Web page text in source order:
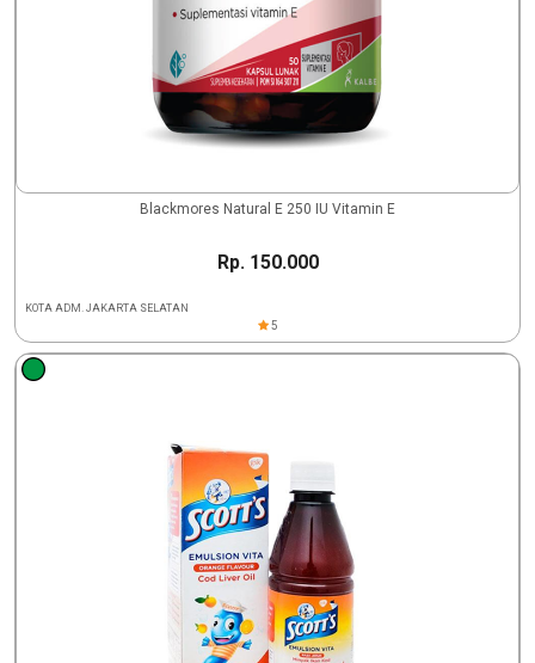
Blackmores Natural E 250 IU Vitamin E
Rp. 150.000
KOTA ADM. JAKARTA SELATAN
5